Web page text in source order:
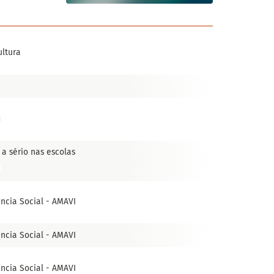
sério nas escolas
Social - AMAVI
Social - AMAVI
Social - AMAVI